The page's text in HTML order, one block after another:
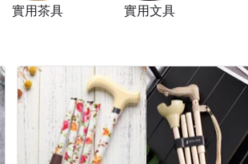
實用茶具 實用文具